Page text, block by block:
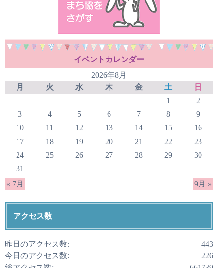
イベントカレンダー
2026年8月
月
火 水 木 金 土
日
1
2
3
4 5 6 7 8
9
10
11 12 13 14 15
16
17
18 19 20 21 22
23
24
25 26 27 28 29
30
31
« 7月
9月 »
アクセス数
昨日のアクセス数:
443
今日のアクセス数:
226